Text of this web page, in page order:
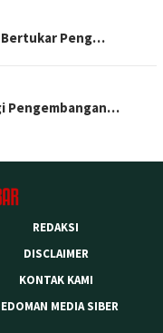
Bertukar Peng…
Pengembangan…
REDAKSI
DISCLAIMER
KONTAK KAMI
MEDIA SIBER